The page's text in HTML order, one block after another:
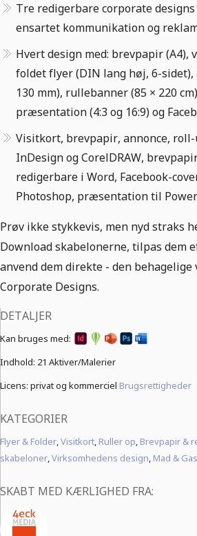
Tre redigerbare corporate
ensartet kommunikation og
Hvert design med: brevpapir (A4),
foldet flyer (DIN lang høj, 6-sidet),
130 mm), rullebanner (85 × 220
præsentation (4:3 og 16:9) og
Visitkort, brevpapir, annonce,
InDesign og CorelDRAW,
redigerbare i Word, Facebook-
Photoshop, præsentation til
Prøv ikke stykkevis, men nyd straks
Download skabelonerne, tilpas dem
anvend dem direkte - den
Corporate Designs.
DETALJER
Kan bruges med:
Indhold: 21 Aktiver/Malerier
Licens: privat og kommerciel Brugsrettigheder
KATEGORIER
Flyer & Folder,Visitkort, Ruller op, Brevpapir &
skabeloner,Virksomhedens design, Mad &
SKABT MED KÆRLIGHED FRA: